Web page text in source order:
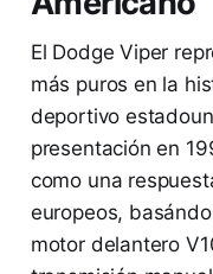
El Dodge Viper
más puros en la
deportivo
presentación en
como una
europeos,
motor delantero